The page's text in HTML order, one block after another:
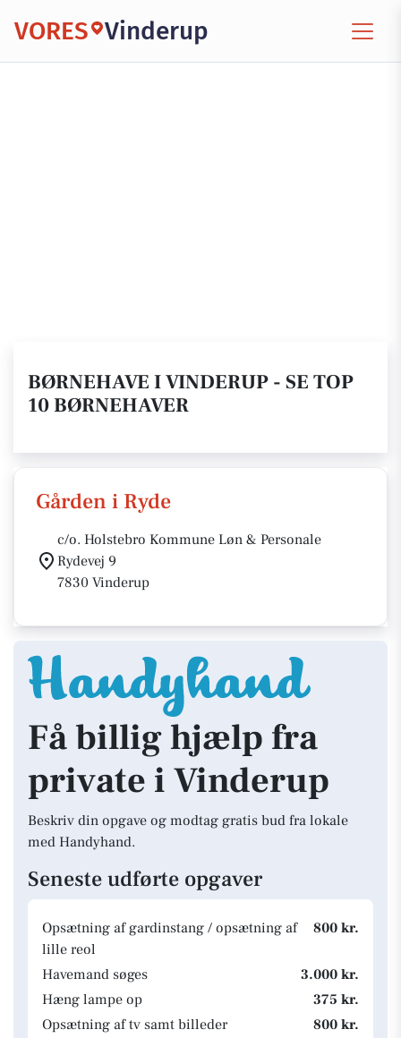
VORES Vinderup
BØRNEHAVE I VINDERUP - SE TOP
10 BØRNEHAVER
Gården i Ryde
c/o. Holstebro Kommune Løn & Personale
Rydevej 9
7830 Vinderup
Få billig hjælp fra
private i Vinderup
Beskriv din opgave og modtag gratis bud fra lokale
med Handyhand.
Seneste udførte opgaver
Opsætning af gardinstang / opsætning af
lille reol
800 kr.
Havemand søges
3.000 kr.
Hæng lampe op
375 kr.
Opsætning af tv samt billeder
800 kr.